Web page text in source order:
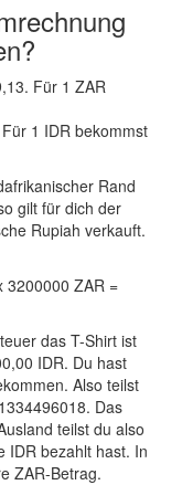
Für 1 ZAR
1 IDR bekommst
Rand
gilt für dich der
Rupiah verkauft.
3200000 ZAR =
das T-Shirt ist
IDR. Du hast
Also teilst
Das
teilst du also
IDR bezahlt hast. In
ZAR-Betrag.